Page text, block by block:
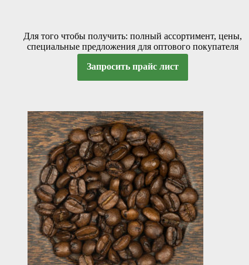
Для того чтобы получить: полный ассортимент, цены,
специальные предложения для оптового покупателя
Запросить прайс лист